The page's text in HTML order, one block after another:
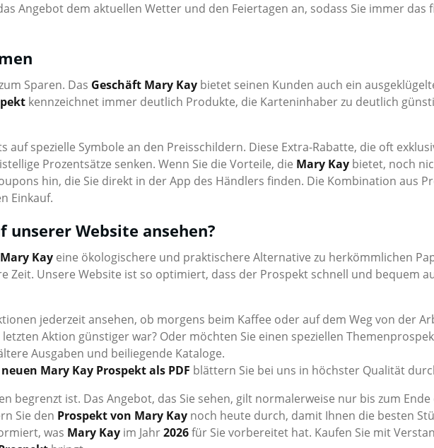
Angebot dem aktuellen Wetter und den Feiertagen an, sodass Sie immer das
Sparen. Das Geschäft Mary Kay bietet seinen Kunden auch ein
kennzeichnet immer deutlich Produkte, die Karteninhaber zu deutlich
spezielle Symbole an den Preisschildern. Diese Extra-Rabatte, die oft
Prozentsätze senken. Wenn Sie die Vorteile, die Mary Kay bietet, noch
hin, die Sie direkt in der App des Händlers finden. Die Kombination aus
Einkauf.
Website ansehen?
Kay eine ökologischere und praktischere Alternative zu herkömmlichen
Unsere Website ist so optimiert, dass der Prospekt schnell und bequem
jederzeit ansehen, ob morgens beim Kaffee oder auf dem Weg von der
Aktion günstiger war? Oder möchten Sie einen speziellen
Ausgaben und beiliegende Kataloge.
neuen Mary Kay Prospekt als PDF blättern Sie bei uns in höchster Qualität
begrenzt ist. Das Angebot, das Sie sehen, gilt normalerweise nur bis zum
Sie den Prospekt von Mary Kay noch heute durch, damit Ihnen die besten
was Mary Kay im Jahr2026für Sie vorbereitet hat. Kaufen Sie mit